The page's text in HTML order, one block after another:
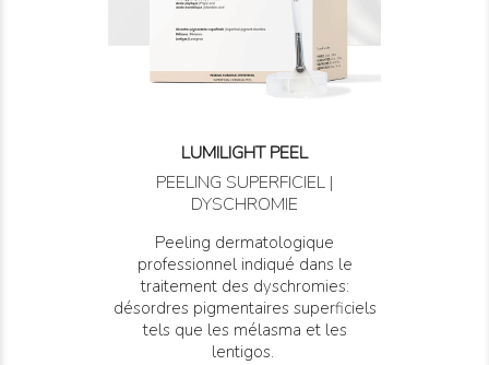
LUMILIGHT PEEL
PEELING SUPERFICIEL |
DYSCHROMIE
Peeling dermatologique
professionnel indiqué dans le
traitement des dyschromies:
désordres pigmentaires superficiels
tels que les mélasma et les
lentigos.